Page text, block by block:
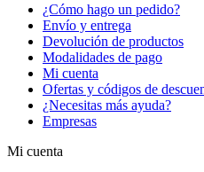
¿Cómo hago un pedido?
Envío y entrega
Devolución de productos
Modalidades de pago
Mi cuenta
Ofertas y códigos de
¿Necesitas más ayuda?
Empresas
Mi cuenta